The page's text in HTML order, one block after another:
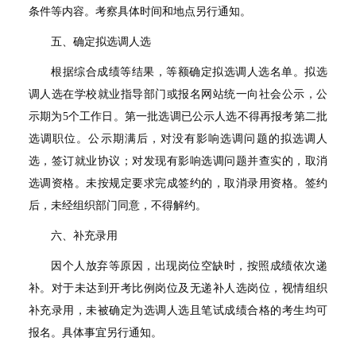
条件等内容。考察具体时间和地点另行通知。
五、确定拟选调人选
根据综合成绩等结果，等额确定拟选调人选名单。拟选
调人选在学校就业指导部门或报名网站统一向社会公示，公
示期为5个工作日。第一批选调已公示人选不得再报考第二批
选调职位。公示期满后，对没有影响选调问题的拟选调人
选，签订就业协议；对发现有影响选调问题并查实的，取消
选调资格。未按规定要求完成签约的，取消录用资格。签约
后，未经组织部门同意，不得解约。
六、补充录用
因个人放弃等原因，出现岗位空缺时，按照成绩依次递
补。对于未达到开考比例岗位及无递补人选岗位，视情组织
补充录用，未被确定为选调人选且笔试成绩合格的考生均可
报名。具体事宜另行通知。